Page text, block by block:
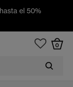
el 50%
0